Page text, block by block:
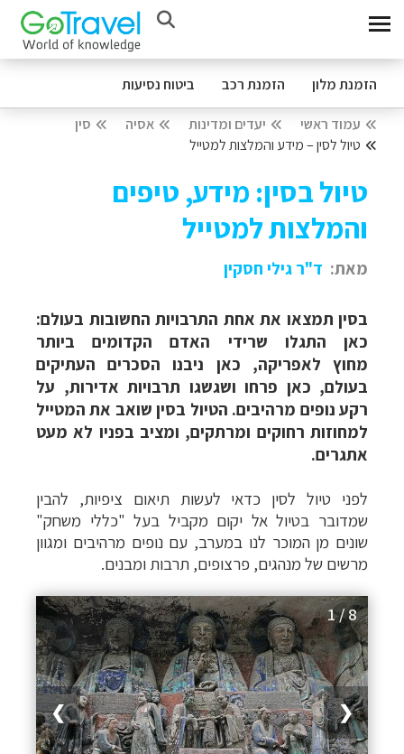
הזמנת מלון הזמנת רכב ביטוח נסיעות
עמוד ראשי יעדים ומדינות אסיה
סין
טיול לסין – מידע והמלצות למטייל
טיול בסין: מידע, טיפים
והמלצות למטייל
מאת: ד"ר גילי חסקין
בסין תמצאו את אחת התרבויות החשובות בעולם:
כאן התגלו שרידי האדם הקדומים ביותר
מחוץ לאפריקה, כאן ניבנו הסכרים העתיקים
בעולם, כאן פרחו ושגשגו תרבויות אדירות, על
רקע נופים מרהיבים. הטיול בסין שואב את המטייל
למחוזות רחוקים ומרתקים, ומציב בפניו לא מעט
אתגרים.
לפני טיול לסין כדאי לעשות תיאום ציפיות, להבין
שמדובר בטיול אל יקום מקביל בעל "כללי משחק"
שונים מן המוכר לנו במערב, עם נופים מרהיבים ומגוון
מרשים של מנהגים, פרצופים, תרבות ומבנים.
1 / 8
❯ ❮